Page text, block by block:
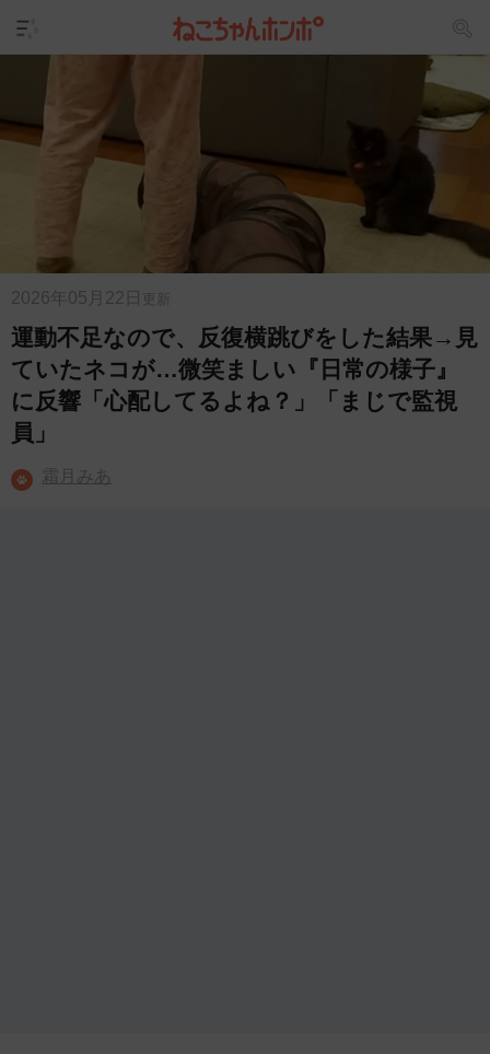
2026年05月22日 更新
運動不足なので、反復横跳びをした結果→見
ていたネコが…微笑ましい『日常の様子』
に反響「心配してるよね？」「まじで監視
員」
霜月みあ